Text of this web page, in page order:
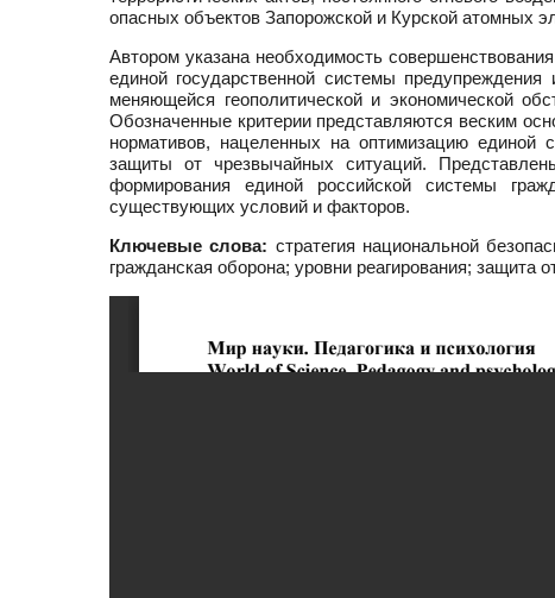
опасных объектов Запорожской и Курской атомных
Автором указана необходимость
единой государственной системы
меняющейся геополитической и экономической
Обозначенные критерии представляются веским
нормативов, нацеленных на оптимизацию единой
защиты от чрезвычайных ситуаций.
формирования единой российской системы
существующих условий и факторов.
Ключевые слова: стратегия национальной
гражданская оборона; уровни реагирования; защита